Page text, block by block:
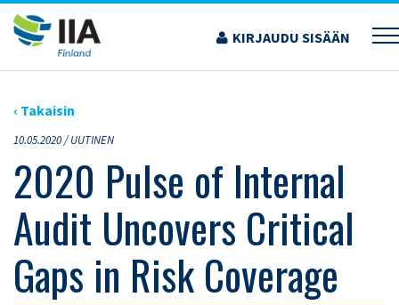
Siirry
sisältöön
KIRJAUDU SISÄÄN
›ARTIKKELIT›2020 PULSE OF INTERNAL AUDIT UNCOVERS CRITICAL GAPS IN
RISK COVERAGE
‹ Takaisin
10.05.2020 /UUTINEN
2020 Pulse of Internal
Audit Uncovers Critical
Gaps in Risk Coverage